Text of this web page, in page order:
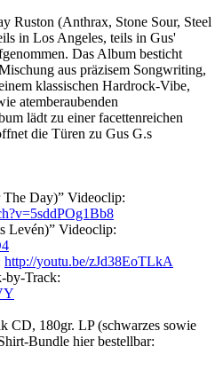
Ruston (Anthrax, Stone Sour, Steel
in Los Angeles, teils in Gus'
Das Album besticht
aus präzisem Songwriting,
klassischen Hardrock-Vibe,
atemberaubenden
lädt zu einer facettenreichen
die Türen zu Gus G.s
Day)” Videoclip:
Levén)” Videoclip:
http://youtu.be/zJd38EoTLkA
by-Track:
CD, 180gr. LP (schwarzes sowie
Bundle hier bestellbar: